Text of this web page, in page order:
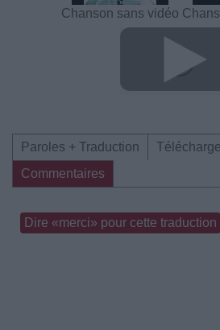
Chanson sans vidéo
Paroles + Traduction
Commentaires
Dire «merci» pour cette traduction